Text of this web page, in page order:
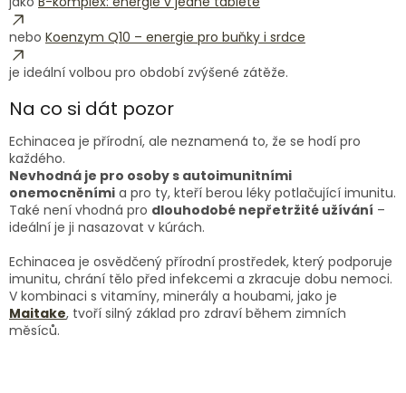
nebo Koenzym Q10 – energie pro buňky i srdce
je ideální volbou pro období zvýšené zátěže.
Na co si dát pozor
Echinacea je přírodní, ale neznamená to, že se hodí pro
každého.
Nevhodná je pro osoby s autoimunitními
onemocněními a pro ty, kteří berou léky potlačující imunitu.
Také není vhodná pro dlouhodobé nepřetržité užívání –
ideální je ji nasazovat v kúrách.
Echinacea je osvědčený přírodní prostředek, který podporuje
imunitu, chrání tělo před infekcemi a zkracuje dobu nemoci.
V kombinaci s vitamíny, minerály a houbami, jako je
Maitake, tvoří silný základ pro zdraví během zimních
měsíců.